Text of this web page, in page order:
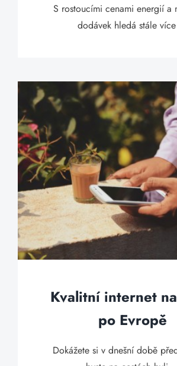
S rostoucími cenami energií a
dodávek hledá stále
Kvalitní internet
po Evropě
Dokážete si v dnešní době